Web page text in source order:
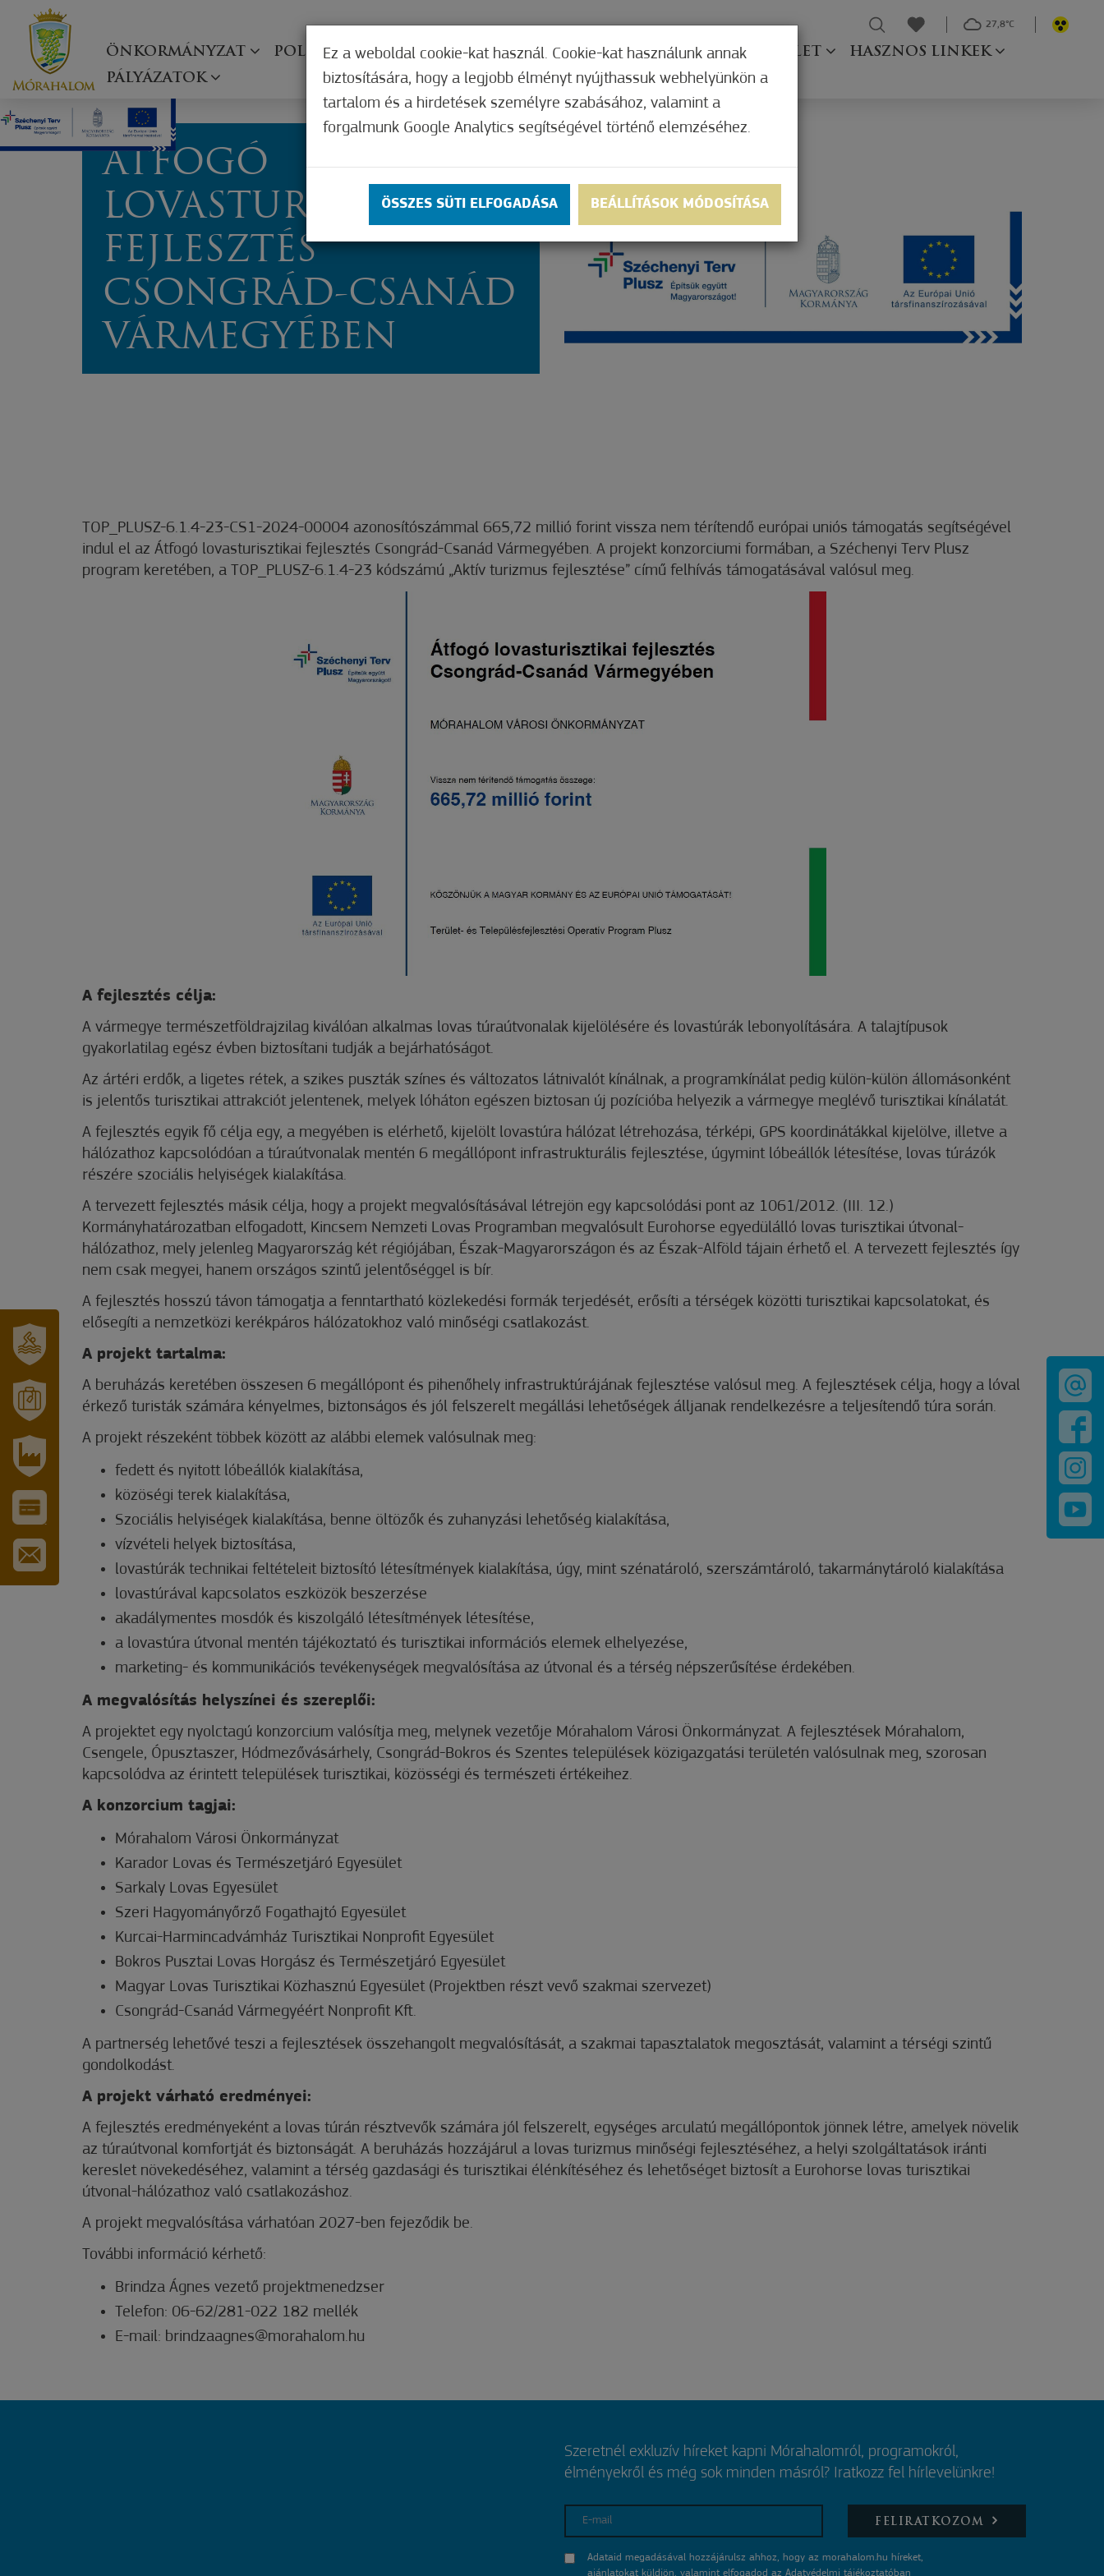
ERZSÉBET
GYÓGYFÜRDŐ
TURISZTIKA
PARK
ÉS
TURISZTIKAI
KÁRTYA
HÍRLEVELÜNKRE
ÖNKORMÁNYZAT POLGÁRMESTERI HIVATAL INTÉZMÉNYEK KÉPVISELŐ TESTÜLET
HASZNOS LINKEK
PÁLYÁZATOK
27,8°C
ÁTFOGÓ
LOVASTURISZTIKAI
FEJLESZTÉS
CSONGRÁD-CSANÁD
VÁRMEGYÉBEN
TOP_PLUSZ-6.1.4-23-CS1-2024-00004 azonosítószámmal 665,72 millió forint vissza nem térítendő európai uniós támogatás segítségével
indul el az Átfogó lovasturisztikai fejlesztés Csongrád-Csanád Vármegyében. A projekt konzorciumi formában, a Széchenyi Terv Plusz
program keretében, a TOP_PLUSZ-6.1.4-23 kódszámú „Aktív turizmus fejlesztése” című felhívás támogatásával valósul meg.
A fejlesztés célja:
A vármegye természetföldrajzilag kiválóan alkalmas lovas túraútvonalak kijelölésére és lovastúrák lebonyolítására. A talajtípusok
gyakorlatilag egész évben biztosítani tudják a bejárhatóságot.
Az ártéri erdők, a ligetes rétek, a szikes puszták színes és változatos látnivalót kínálnak, a programkínálat pedig külön-külön állomásonként
is jelentős turisztikai attrakciót jelentenek, melyek lóháton egészen biztosan új pozícióba helyezik a vármegye meglévő turisztikai kínálatát.
A fejlesztés egyik fő célja egy, a megyében is elérhető, kijelölt lovastúra hálózat létrehozása, térképi, GPS koordinátákkal kijelölve, illetve a
hálózathoz kapcsolódóan a túraútvonalak mentén 6 megállópont infrastrukturális fejlesztése, úgymint lóbeállók létesítése, lovas túrázók
részére szociális helyiségek kialakítása.
A tervezett fejlesztés másik célja, hogy a projekt megvalósításával létrejön egy kapcsolódási pont az 1061/2012. (III. 12.)
Kormányhatározatban elfogadott, Kincsem Nemzeti Lovas Programban megvalósult Eurohorse egyedülálló lovas turisztikai útvonal-
hálózathoz, mely jelenleg Magyarország két régiójában, Észak-Magyarországon és az Észak-Alföld tájain érhető el. A tervezett fejlesztés így
nem csak megyei, hanem országos szintű jelentőséggel is bír.
A fejlesztés hosszú távon támogatja a fenntartható közlekedési formák terjedését, erősíti a térségek közötti turisztikai kapcsolatokat, és
elősegíti a nemzetközi kerékpáros hálózatokhoz való minőségi csatlakozást.
A projekt tartalma:
A beruházás keretében összesen 6 megállópont és pihenőhely infrastruktúrájának fejlesztése valósul meg. A fejlesztések célja, hogy a lóval
érkező turisták számára kényelmes, biztonságos és jól felszerelt megállási lehetőségek álljanak rendelkezésre a teljesítendő túra során.
A projekt részeként többek között az alábbi elemek valósulnak meg:
fedett és nyitott lóbeállók kialakítása,
közöségi terek kialakítása,
Szociális helyiségek kialakítása, benne öltözők és zuhanyzási lehetőség kialakítása,
vízvételi helyek biztosítása,
lovastúrák technikai feltételeit biztosító létesítmények kialakítása, úgy, mint szénatároló, szerszámtároló, takarmánytároló kialakítása
lovastúrával kapcsolatos eszközök beszerzése
akadálymentes mosdók és kiszolgáló létesítmények létesítése,
a lovastúra útvonal mentén tájékoztató és turisztikai információs elemek elhelyezése,
marketing- és kommunikációs tevékenységek megvalósítása az útvonal és a térség népszerűsítése érdekében.
A megvalósítás helyszínei és szereplői:
A projektet egy nyolctagú konzorcium valósítja meg, melynek vezetője Mórahalom Városi Önkormányzat. A fejlesztések Mórahalom,
Csengele, Ópusztaszer, Hódmezővásárhely, Csongrád-Bokros és Szentes települések közigazgatási területén valósulnak meg, szorosan
kapcsolódva az érintett települések turisztikai, közösségi és természeti értékeihez.
A konzorcium tagjai:
Mórahalom Városi Önkormányzat
Karador Lovas és Természetjáró Egyesület
Sarkaly Lovas Egyesület
Szeri Hagyományőrző Fogathajtó Egyesület
Kurcai-Harmincadvámház Turisztikai Nonprofit Egyesület
Bokros Pusztai Lovas Horgász és Természetjáró Egyesület
Magyar Lovas Turisztikai Közhasznú Egyesület (Projektben részt vevő szakmai szervezet)
Csongrád-Csanád Vármegyéért Nonprofit Kft.
A partnerség lehetővé teszi a fejlesztések összehangolt megvalósítását, a szakmai tapasztalatok megosztását, valamint a térségi szintű
gondolkodást.
A projekt várható eredményei:
A fejlesztés eredményeként a lovas túrán résztvevők számára jól felszerelt, egységes arculatú megállópontok jönnek létre, amelyek növelik
az túraútvonal komfortját és biztonságát. A beruházás hozzájárul a lovas turizmus minőségi fejlesztéséhez, a helyi szolgáltatások iránti
kereslet növekedéséhez, valamint a térség gazdasági és turisztikai élénkítéséhez és lehetőséget biztosít a Eurohorse lovas turisztikai
útvonal-hálózathoz való csatlakozáshoz.
A projekt megvalósítása várhatóan 2027-ben fejeződik be.
További információ kérhető:
Brindza Ágnes vezető projektmenedzser
Telefon: 06-62/281-022 182 mellék
E-mail: brindzaagnes@morahalom.hu
Ez a weboldal cookie-kat használ. Cookie-kat használunk annak
biztosítására, hogy a legjobb élményt nyújthassuk webhelyünkön a
tartalom és a hirdetések személyre szabásához, valamint a
forgalmunk Google Analytics segítségével történő elemzéséhez.
ÖSSZES SÜTI ELFOGADÁSA BEÁLLÍTÁSOK MÓDOSÍTÁSA
Szeretnél exkluzív híreket kapni Mórahalomról, programokról,
élményekről és még sok minden másról? Iratkozz fel hírlevelünkre!
E-mail
FELIRATKOZOM
Adataid megadásával hozzájárulsz ahhoz, hogy az morahalom.hu híreket,
ajánlatokat küldjön, valamint elfogadod az Adatvédelmi tájékoztatóban